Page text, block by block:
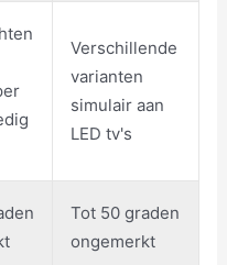
Verschillende
varianten
simulair aan
LED tv's
Tot 50 graden
ongemerkt